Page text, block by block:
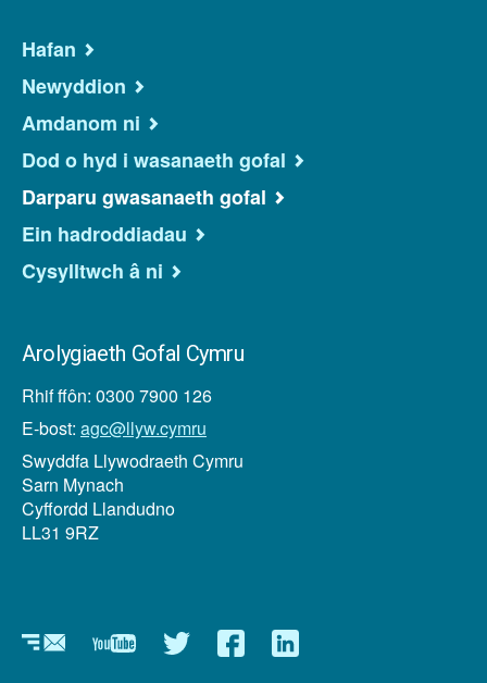
Hafan
Newyddion
Amdanom ni
Dod o hyd i wasanaeth gofal
Darparu gwasanaeth gofal
Ein hadroddiadau
Cysylltwch â ni
Arolygiaeth Gofal Cymru
Rhif ffôn: 0300 7900 126
E-bost: agc@llyw.cymru
Swyddfa Llywodraeth Cymru
Sarn Mynach
Cyffordd Llandudno
LL31 9RZ
Newyddlenni
YouTubeTwitterFacebookLinkedin